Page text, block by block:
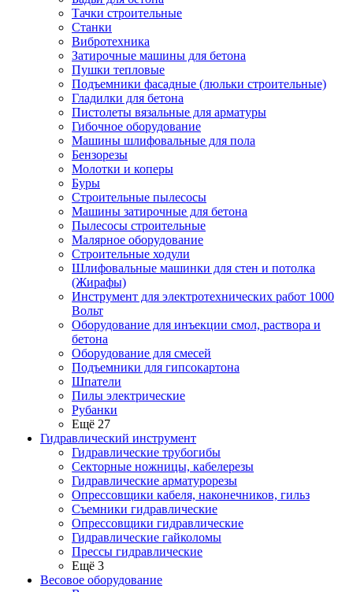
Тачки строительные
Станки
Вибротехника
Затирочные машины для бетона
Пушки тепловые
Подъемники фасадные (люльки строительные)
Гладилки для бетона
Пистолеты вязальные для арматуры
Гибочное оборудование
Машины шлифовальные для пола
Бензорезы
Молотки и коперы
Буры
Строительные пылесосы
Машины затирочные для бетона
Пылесосы строительные
Малярное оборудование
Строительные ходули
Шлифовальные машинки для стен и потолка
(Жирафы)
Инструмент для электротехнических работ 1000
Вольт
Оборудование для инъекции смол, раствора и
бетона
Оборудование для смесей
Подъемники для гипсокартона
Шпатели
Пилы электрические
Рубанки
Ещё 27
Гидравлический инструмент
Гидравлические трубогибы
Секторные ножницы, кабелерезы
Гидравлические арматурорезы
Опрессовщики кабеля, наконечников, гильз
Съемники гидравлические
Опрессовщики гидравлические
Гидравлические гайколомы
Прессы гидравлические
Ещё 3
Весовое оборудование